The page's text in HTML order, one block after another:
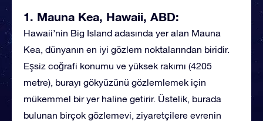
1. Mauna Kea, Hawaii, ABD:
Hawaii’nin Big Island adasında yer alan Mauna
Kea, dünyanın en iyi gözlem noktalarından biridir.
Eşsiz coğrafi konumu ve yüksek rakımı (4205
metre), burayı gökyüzünü gözlemlemek için
mükemmel bir yer haline getirir. Üstelik, burada
bulunan birçok gözlemevi, ziyaretçilere evrenin